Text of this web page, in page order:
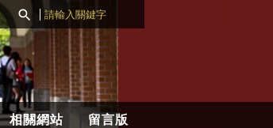

相關網站 留言版